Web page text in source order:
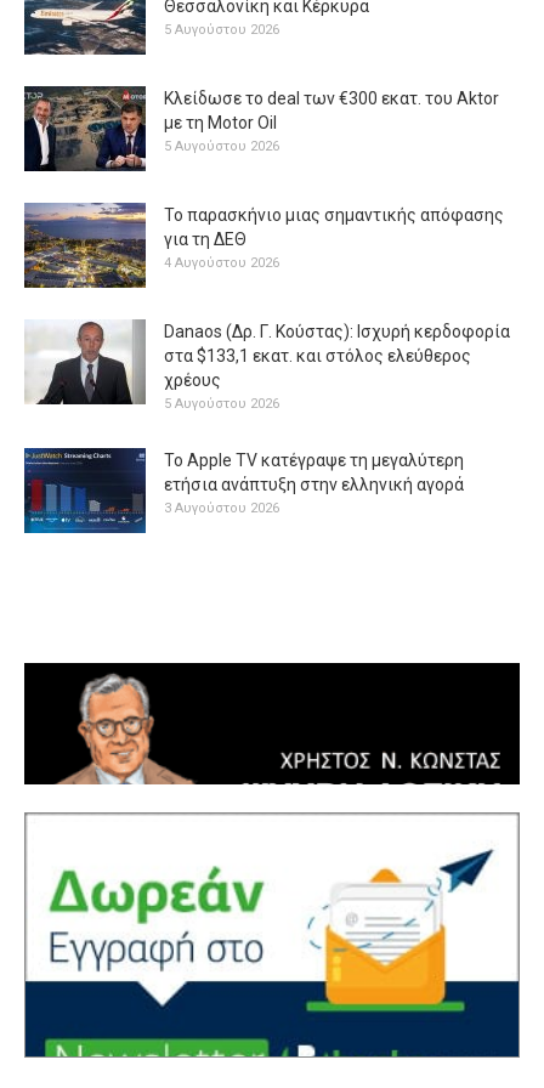
Θεσσαλονίκη και Κέρκυρα
5 Αυγούστου 2026
Κλείδωσε το deal των €300 εκατ. του Aktor
με τη Μotor Oil
5 Αυγούστου 2026
Το παρασκήνιο μιας σημαντικής απόφασης
για τη ΔΕΘ
4 Αυγούστου 2026
Danaos (Δρ. Γ. Κούστας): Ισχυρή κερδοφορία
στα $133,1 εκατ. και στόλος ελεύθερος
χρέους
5 Αυγούστου 2026
Το Apple TV κατέγραψε τη μεγαλύτερη
ετήσια ανάπτυξη στην ελληνική αγορά
3 Αυγούστου 2026